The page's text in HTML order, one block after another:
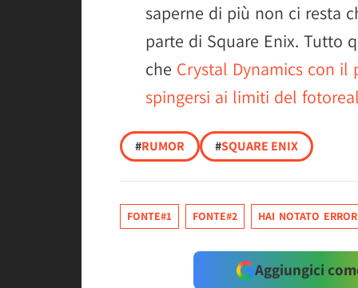
saperne di più non ci resta
parte di Square Enix. Tutto
che Crystal Dynamics con il
spingersi ai limiti del
#RUMOR #SQUARE ENIX
FONTE#1 FONTE#2 HAI NOTATO
Aggiungici